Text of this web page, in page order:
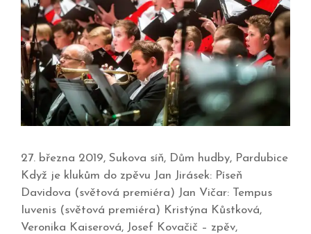
27. března 2019, Sukova síň, Dům hudby, Pardubice
Když je klukům do zpěvu Jan Jirásek: Píseň
Davidova (světová premiéra) Jan Vičar: Tempus
Iuvenis (světová premiéra) Kristýna Kůstková,
Veronika Kaiserová, Josef Kovačič – zpěv,